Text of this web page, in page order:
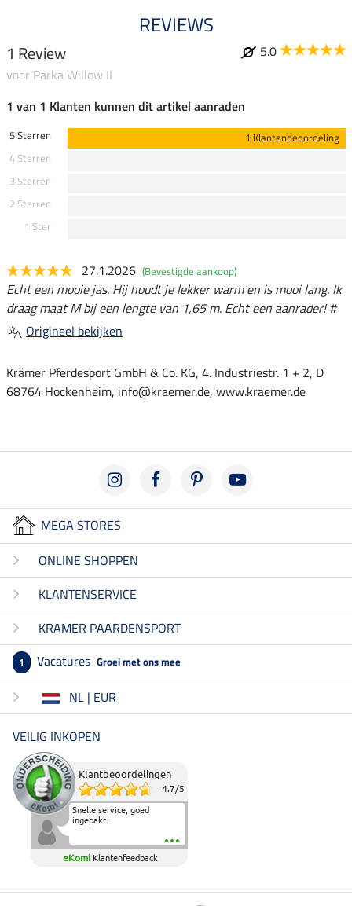
REVIEWS
1 Review
5.0
voor Parka Willow II
1 van 1 Klanten kunnen dit artikel aanraden
5 Sterren
1 Klantenbeoordeling
4 Sterren
3 Sterren
2 Sterren
1 Ster
27.1.2026 (Bevestigde aankoop)
Echt een mooie jas. Hij houdt je lekker warm en is mooi lang. Ik
draag maat M bij een lengte van 1,65 m. Echt een aanrader! #
Origineel bekijken
Krämer Pferdesport GmbH & Co. KG, 4. Industriestr. 1 + 2, D
68764 Hockenheim, info@kraemer.de, www.kraemer.de
MEGA STORES
ONLINE SHOPPEN
KLANTENSERVICE
KRAMER PAARDENSPORT
1 Vacatures Groei met ons mee
NL | EUR
VEILIG INKOPEN
Klantbeoordelingen
4.7/5
Snelle service, goed
ingepakt.
eKomi Klantenfeedback